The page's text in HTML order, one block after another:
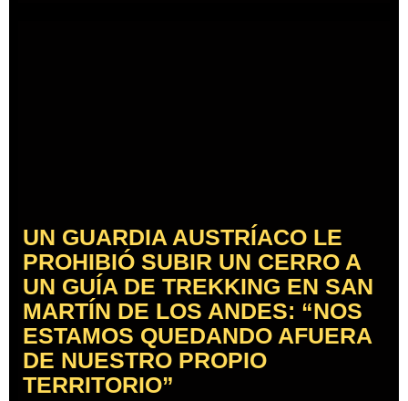
UN GUARDIA AUSTRÍACO LE
PROHIBIÓ SUBIR UN CERRO A
UN GUÍA DE TREKKING EN SAN
MARTÍN DE LOS ANDES: “NOS
ESTAMOS QUEDANDO AFUERA
DE NUESTRO PROPIO
TERRITORIO”